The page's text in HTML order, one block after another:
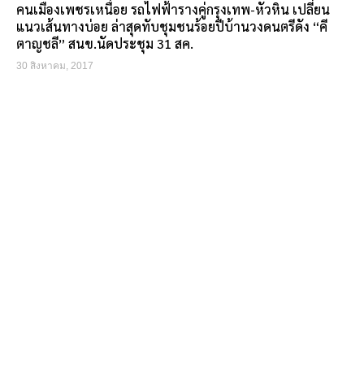
คนเมืองเพชรเหนื่อย รถไฟฟ้ารางคู่กรุงเทพ-หัวหิน เปลี่ยน
แนวเส้นทางบ่อย ล่าสุดทับชุมชนร้อยปีบ้านวงดนตรีดัง “คี
ตาญชลี” สนข.นัดประชุม 31 สค.
30 สิงหาคม, 2017